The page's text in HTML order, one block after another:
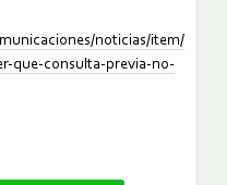
noticias/item/
que-consulta-previa-no-